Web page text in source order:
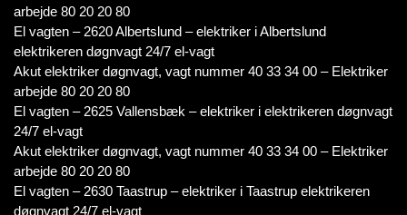
arbejde 80 20 20 80
El vagten – 2620 Albertslund – elektriker i Albertslund
elektrikeren døgnvagt 24/7 el-vagt
Akut elektriker døgnvagt, vagt nummer 40 33 34 00 – Elektriker
arbejde 80 20 20 80
El vagten – 2625 Vallensbæk – elektriker i elektrikeren døgnvagt
24/7 el-vagt
Akut elektriker døgnvagt, vagt nummer 40 33 34 00 – Elektriker
arbejde 80 20 20 80
El vagten – 2630 Taastrup – elektriker i Taastrup elektrikeren
døgnvagt 24/7 el-vagt